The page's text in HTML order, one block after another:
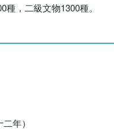
，二級文物1300種。
年）